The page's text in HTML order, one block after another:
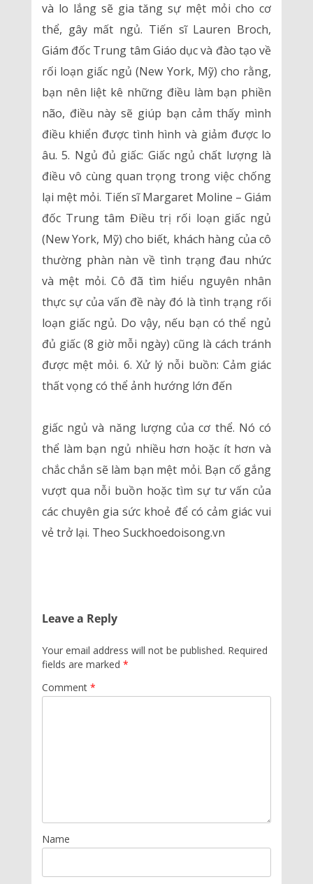
và lo lắng sẽ gia tăng sự mệt mỏi cho cơ
thể, gây mất ngủ. Tiến sĩ Lauren Broch,
Giám đốc Trung tâm Giáo dục và đào tạo về
rối loạn giấc ngủ (New York, Mỹ) cho rằng,
bạn nên liệt kê những điều làm bạn phiền
não, điều này sẽ giúp bạn cảm thấy mình
điều khiển được tình hình và giảm được lo
âu. 5. Ngủ đủ giấc: Giấc ngủ chất lượng là
điều vô cùng quan trọng trong việc chống
lại mệt mỏi. Tiến sĩ Margaret Moline – Giám
đốc Trung tâm Điều trị rối loạn giấc ngủ
(New York, Mỹ) cho biết, khách hàng của cô
thường phàn nàn về tình trạng đau nhức
và mệt mỏi. Cô đã tìm hiểu nguyên nhân
thực sự của vấn đề này đó là tình trạng rối
loạn giấc ngủ. Do vậy, nếu bạn có thể ngủ
đủ giấc (8 giờ mỗi ngày) cũng là cách tránh
được mệt mỏi. 6. Xử lý nỗi buồn: Cảm giác
thất vọng có thể ảnh hướng lớn đến
giấc ngủ và năng lượng của cơ thể. Nó có
thể làm bạn ngủ nhiều hơn hoặc ít hơn và
chắc chắn sẽ làm bạn mệt mỏi. Bạn cố gắng
vượt qua nỗi buồn hoặc tìm sự tư vấn của
các chuyên gia sức khoẻ để có cảm giác vui
vẻ trở lại. Theo Suckhoedoisong.vn
Leave a Reply
Your email address will not be published. Required
fields are marked *
Comment *
Name